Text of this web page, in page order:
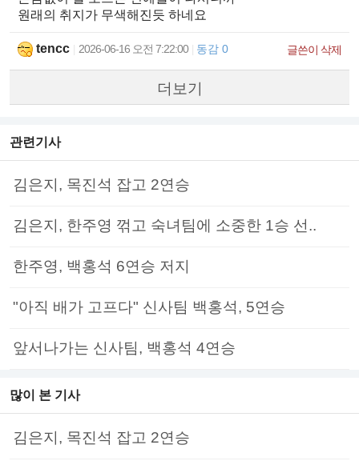
원래의 취지가 무색해진듯 하네요
tencc 2026-06-16 오전 7:22:00 동감 0 글쓴이 삭제
더보기
관련기사
김은지, 목진석 잡고 2연승
김은지, 한주영 꺾고 숙녀팀에 소중한 1승 선..
한주영, 백홍석 6연승 저지
"아직 배가 고프다" 신사팀 백홍석, 5연승
앞서나가는 신사팀, 백홍석 4연승
많이 본 기사
김은지, 목진석 잡고 2연승